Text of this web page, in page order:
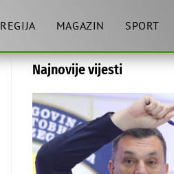
REGIJA MAGAZIN SPORT
Najnovije vijesti